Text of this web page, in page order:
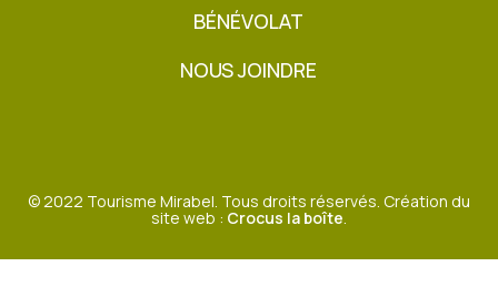
BÉNÉVOLAT
NOUS JOINDRE
© 2022 Tourisme Mirabel. Tous droits réservés. Création du
site web : Crocus la boîte